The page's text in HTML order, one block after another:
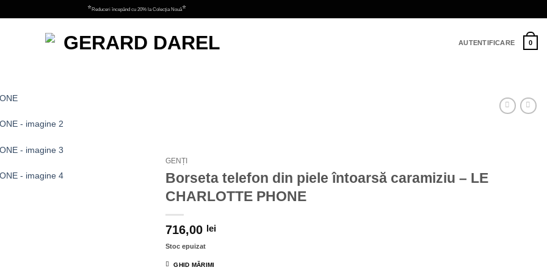
⭐Reduceri începând cu 20% la Colecția Nouă⭐
AUTENTIFICARE 0
GENȚI
Borseta telefon din piele întoarsă caramiziu – LE
CHARLOTTE PHONE
716,00 lei
Stoc epuizat
GHID MĂRIMI